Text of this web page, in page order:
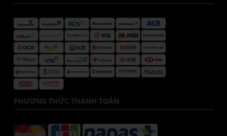
PHƯƠNG THỨC THANH TOÁN